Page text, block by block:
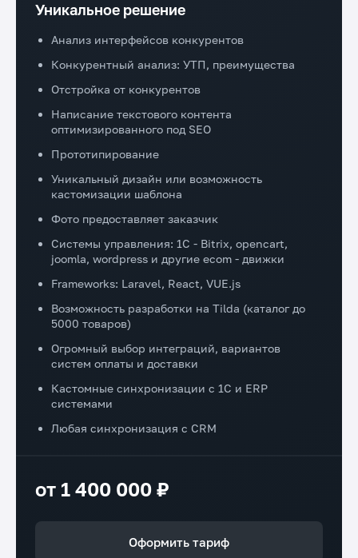
Уникальное решение
Анализ интерфейсов конкурентов
Конкурентный анализ: УТП, преимущества
Отстройка от конкурентов
Написание текстового контента
оптимизированного под SEO
Прототипирование
Уникальный дизайн или возможность
кастомизации шаблона
Фото предоставляет заказчик
Системы управления: 1C - Bitrix, opencart,
joomla, wordpress и другие ecom - движки
Frameworks: Laravel, React, VUE.js
Возможность разработки на Tilda (каталог до
5000 товаров)
Огромный выбор интеграций, вариантов
систем оплаты и доставки
Кастомные синхронизации с 1С и ERP
системами
Любая синхронизация с CRM
от 1 400 000 ₽
Оформить тариф